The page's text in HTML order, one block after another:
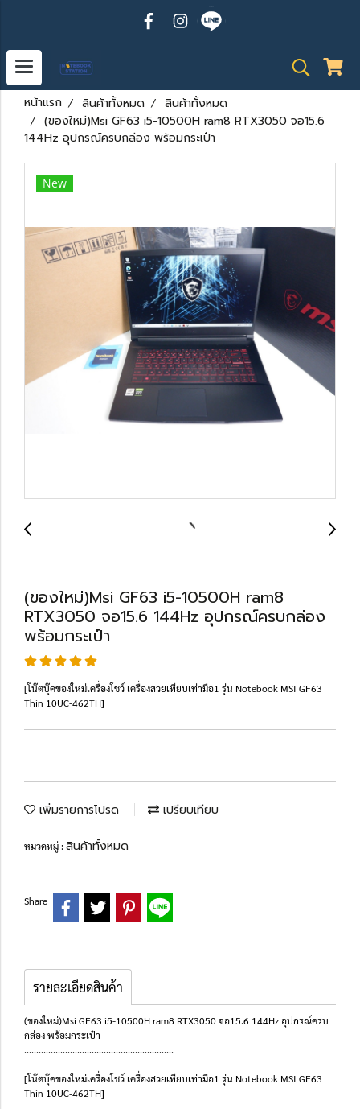
หน้าแรก สินค้าทั้งหมด
สินค้าทั้งหมด
(ของใหม่)Msi GF63 i5-10500H ram8 RTX3050 จอ15.6
144Hz อุปกรณ์ครบกล่อง พร้อมกระเป๋า
New
(ของใหม่)Msi GF63 i5-10500H ram8
RTX3050 จอ15.6 144Hz อุปกรณ์ครบกล่อง
พร้อมกระเป๋า
[โน๊ตบุ๊คของใหม่เครื่องโชว์ เครื่องสวยเทียบเท่ามือ1 รุ่น Notebook MSI GF63
Thin 10UC-462TH]
เพิ่มรายการโปรด เปรียบเทียบ
หมวดหมู่ :สินค้าทั้งหมด
Share
รายละเอียดสินค้า
(ของใหม่)Msi GF63 i5-10500H ram8 RTX3050 จอ15.6 144Hz อุปกรณ์ครบ
กล่อง พร้อมกระเป๋า
..............................................................
[โน๊ตบุ๊คของใหม่เครื่องโชว์ เครื่องสวยเทียบเท่ามือ1 รุ่น Notebook MSI GF63
Thin 10UC-462TH]